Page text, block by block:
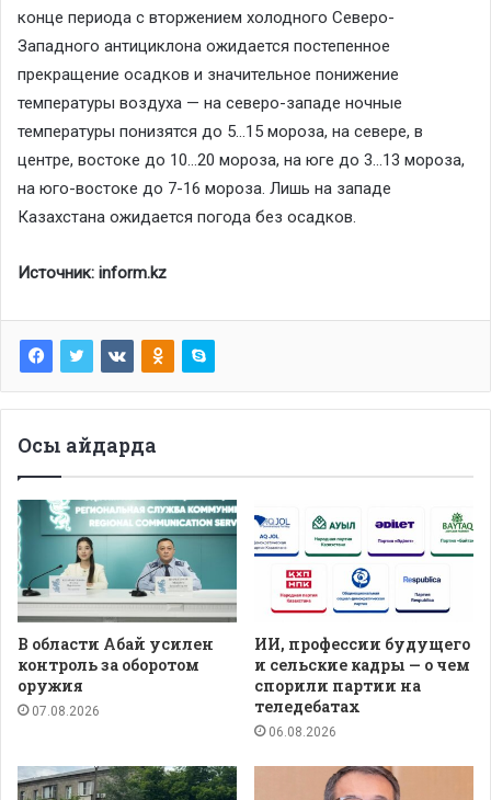
конце периода с вторжением холодного Северо-
Западного антициклона ожидается постепенное
прекращение осадков и значительное понижение
температуры воздуха — на северо-западе ночные
температуры понизятся до 5…15 мороза, на севере, в
центре, востоке до 10…20 мороза, на юге до 3…13 мороза,
на юго-востоке до 7-16 мороза. Лишь на западе
Казахстана ожидается погода без осадков.
Источник: inform.kz
Осы айдарда
В области Абай усилен
контроль за оборотом
оружия
07.08.2026
ИИ, профессии будущего
и сельские кадры — о чем
спорили партии на
теледебатах
06.08.2026